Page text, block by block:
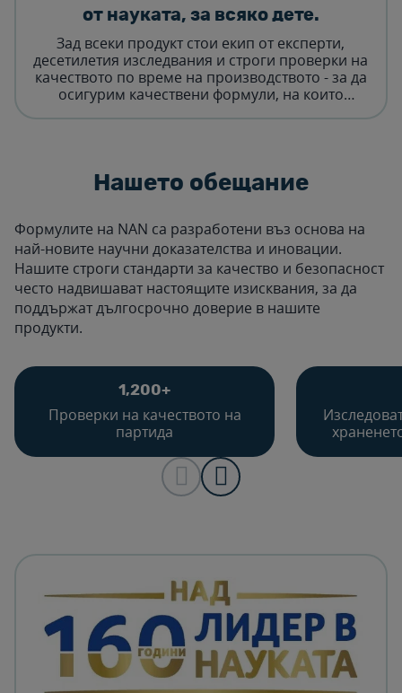
от науката, за всяко дете.
Зад всеки продукт стои екип от експерти,
десетилетия изследвания и строги проверки на
качеството по време на производството - за да
осигурим качествени формули, на които
Нашето обещание
Формулите на NAN са разработени въз основа на
най-новите научни доказателства и иновации.
Нашите строги стандарти за качество и безопасност
често надвишават настоящите изисквания, за да
поддържат дългосрочно доверие в нашите
продукти.
1,200+
Проверки на качеството на
партида